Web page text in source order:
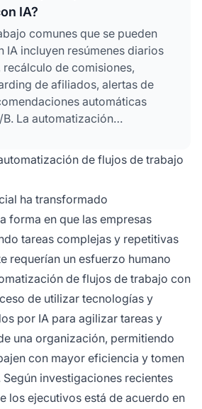
IA?
comunes que se pueden
IA incluyen resúmenes diarios
de comisiones,
de afiliados, alertas de
automáticas
La automatización
puntuación de leads,
de contenido, gestión de
de RRHH, monitoreo
y detección de fraude. Estas
ahorran tiempo, reducen
y permiten que los equipos se
estratégicas.
de flujos de trabajo
ha transformado
forma en que las empresas
tareas complejas y repetitivas
requerían un esfuerzo humano
de flujos de trabajo con
de utilizar tecnologías y
por IA para agilizar tareas y
una organización, permitiendo
con mayor eficiencia y tomen
investigaciones recientes
los ejecutivos está de acuerdo en